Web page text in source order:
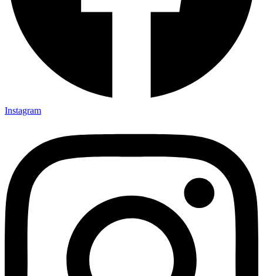
Instagram